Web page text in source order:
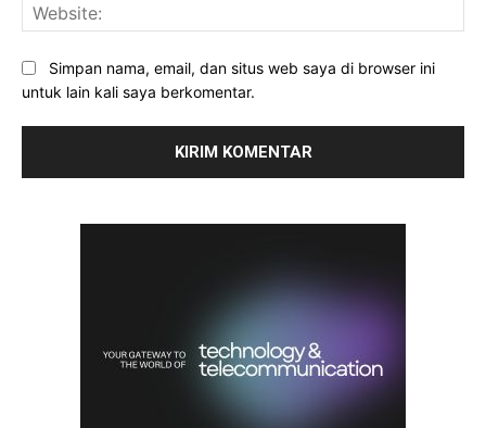
Simpan nama, email, dan situs web saya di browser ini
untuk lain kali saya berkomentar.